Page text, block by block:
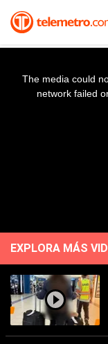
The media could
network failed
EXPLORA MÁS